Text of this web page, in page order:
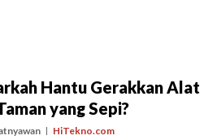
Hantu Gerakkan Alat
yang Sepi?
HiTekno.com